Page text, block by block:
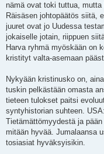
nämä ovat toki tuttua,
Räisäsen johtopäätös siitä,
juuret ovat jo Uudessa
jokaiselle jotain, riippuen
Harva ryhmä myöskään on
kristityt valta-asemaan
Nykyään kristinusko on,
tuskin pelkästään omasta
tieteen tulokset paitsi
syntyhistorian suhteen.
Tietämättömyydestä ja
mitään hyvää. Jumalaansa
tosiasiat hyväksyisikin.